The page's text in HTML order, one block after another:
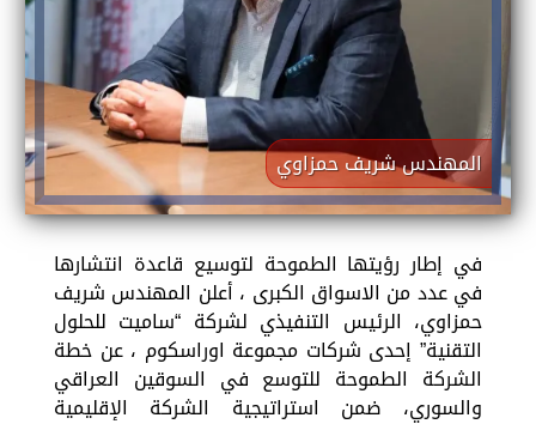
المهندس شريف حمزاوي
في إطار رؤيتها الطموحة لتوسيع قاعدة انتشارها
في عدد من الاسواق الكبرى ، أعلن المهندس شريف
حمزاوي، الرئيس التنفيذي لشركة “ساميت للحلول
التقنية” إحدى شركات مجموعة اوراسكوم ، عن خطة
الشركة الطموحة للتوسع في السوقين العراقي
والسوري، ضمن استراتيجية الشركة الإقليمية